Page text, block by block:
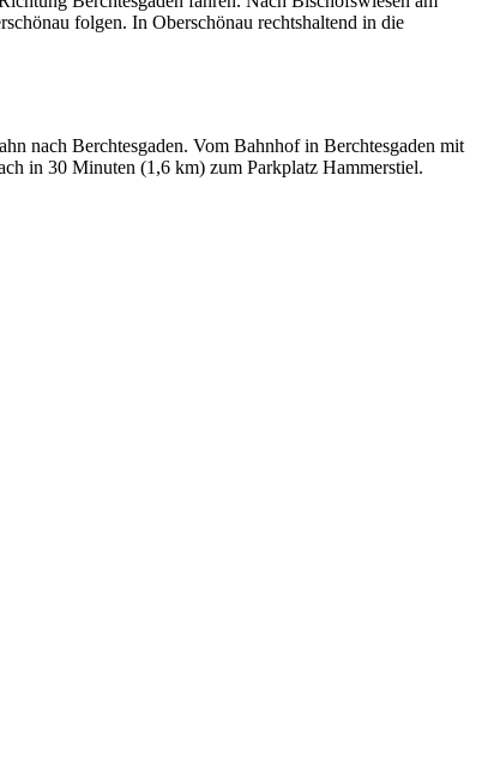
folgen. In Oberschönau rechtshaltend in die
nach Berchtesgaden. Vom Bahnhof in Berchtesgaden mit
in 30 Minuten (1,6 km) zum Parkplatz Hammerstiel.